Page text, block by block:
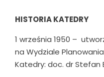
HISTORIA KATEDRY
1 września 1950 –
na Wydziale Planowania
Katedry: doc. dr Stefan